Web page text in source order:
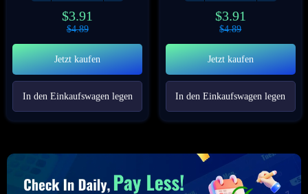
$3.91
$4.89
Jetzt kaufen
In den Einkaufswagen legen
$3.91
$4.89
Jetzt kaufen
In den Einkaufswagen legen